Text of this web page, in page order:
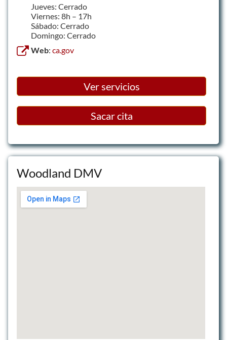
Jueves: Cerrado
Viernes: 8h – 17h
Sábado: Cerrado
Domingo: Cerrado
Web: ca.gov
Ver servicios
Sacar cita
Woodland DMV